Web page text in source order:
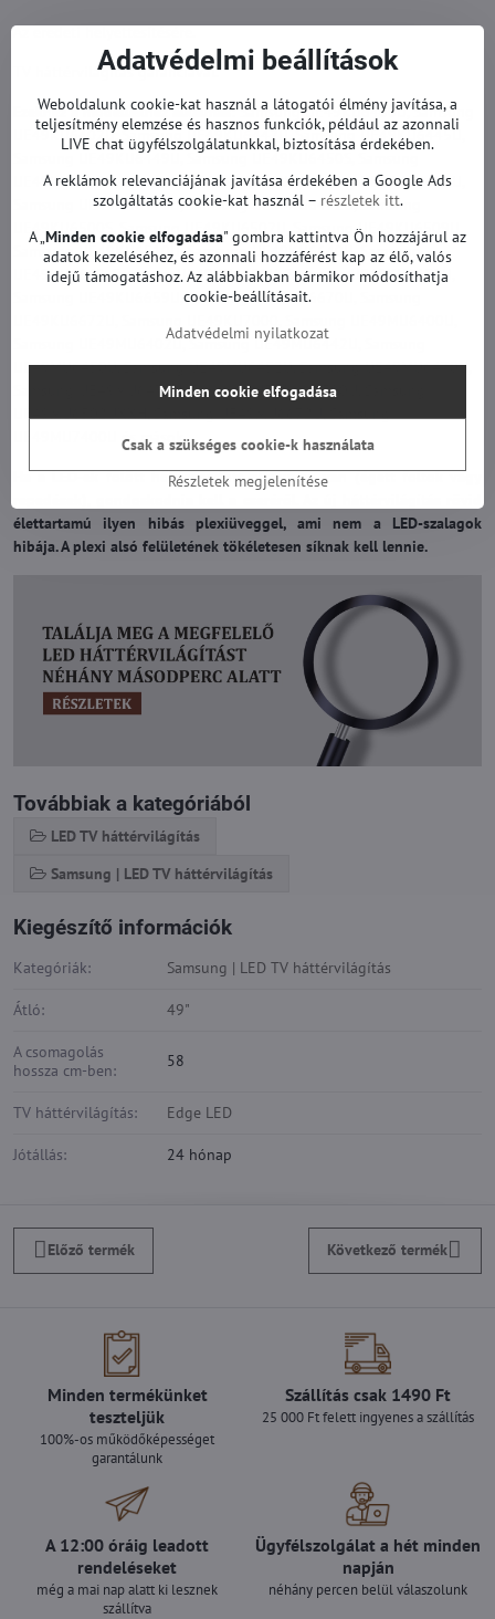
Az eredeti helyettesítésére.
TV háttérvilágítás garanciával.
Ezekhez a modellekhez alkalmas:Samsung UE49KU6400U, Samsung
UE49KU6402U, Samsung UE49KU6442U, Samsung UE49KU6445U,
Samsung UE49KU6449U, Samsung UE49KU6450S, Samsung
UE49KU6450U, Samsung UE49KU6452U, Samsung UE49KU6459U,
Samsung UE49KU6470U, Samsung UE49KU6472U, Samsung
UE49KU6500S, Samsung UE49KU6502U, Samsung UE49KU6509U,
Samsung UE49KU6510U, Samsung UE49KU6640U, Samsung
UE49KU6642, Samsung UE49KU6650U, Samsung UE49KU6652U,
Samsung UE49KU6659U, Samsung UE49KU6670U, Samsung
Samsung UE49MU6402U, Samsung UE49MU6442U, Samsung
UE49MU6450U, Samsung UE49MU6452U, Samsung UE49MU6470U,
Samsung UE49MU6472U, Samsung UE49MU6500U, Samsung
UE49MU7400U és mások.
Ha a LED-ek fölött hőkárosodott plexiüveg van (égett foltok vagy
élettartamú ilyen hibás plexiüveggel, ami nem a LED-szalagok
hibája. A plexi alsó felületének tökéletesen síknak kell lennie.
Továbbiak a kategóriából
LED TV háttérvilágítás
Samsung | LED TV háttérvilágítás
Kiegészítő információk
Kategóriák: Samsung | LED TV háttérvilágítás
Átló: 49"
A csomagolás
hossza cm-ben:
58
TV háttérvilágítás: Edge LED
Jótállás: 24 hónap
Előző termék Következő termék
Minden termékünket
teszteljük
100%-os működőképességet
garantálunk
Szállítás csak 1490 Ft
25 000 Ft felett ingyenes a szállítás
A 12:00 óráig leadott
rendeléseket
még a mai nap alatt ki lesznek
szállítva
Ügyfélszolgálat a hét minden
napján
néhány percen belül válaszolunk
Adatvédelmi beállítások
Weboldalunk cookie-kat használ a látogatói élmény javítása, a
teljesítmény elemzése és hasznos funkciók, például az azonnali
LIVE chat ügyfélszolgálatunkkal, biztosítása érdekében.
A reklámok relevanciájának javítása érdekében a Google Ads
szolgáltatás cookie-kat használ – részletek itt.
A „Minden cookie elfogadása" gombra kattintva Ön hozzájárul az
adatok kezeléséhez, és azonnali hozzáférést kap az élő, valós
idejű támogatáshoz. Az alábbiakban bármikor módosíthatja
cookie-beállításait.
Adatvédelmi nyilatkozat
Részletek megjelenítése
Minden cookie elfogadása
Csak a szükséges cookie-k használata